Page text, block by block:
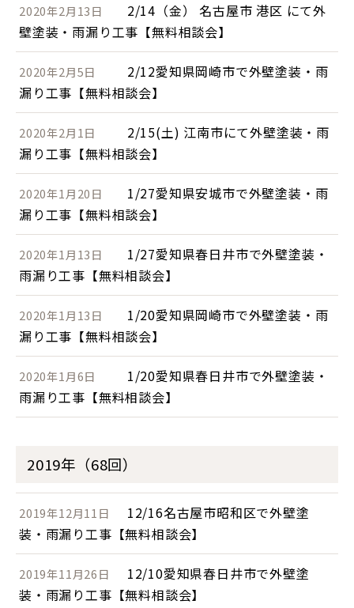
2020年2月13日
2/14（金） 名古屋市 港区 にて外
壁塗装・雨漏り工事【無料相談会】
2020年2月5日
2/12愛知県岡崎市で外壁塗装・雨
漏り工事【無料相談会】
2020年2月1日
2/15(土) 江南市にて外壁塗装・雨
漏り工事【無料相談会】
2020年1月20日
1/27愛知県安城市で外壁塗装・雨
漏り工事【無料相談会】
2020年1月13日
1/27愛知県春日井市で外壁塗装・
雨漏り工事【無料相談会】
2020年1月13日
1/20愛知県岡崎市で外壁塗装・雨
漏り工事【無料相談会】
2020年1月6日
1/20愛知県春日井市で外壁塗装・
雨漏り工事【無料相談会】
2019年（68回）
2019年12月11日
12/16名古屋市昭和区で外壁塗
装・雨漏り工事【無料相談会】
2019年11月26日
12/10愛知県春日井市で外壁塗
装・雨漏り工事【無料相談会】